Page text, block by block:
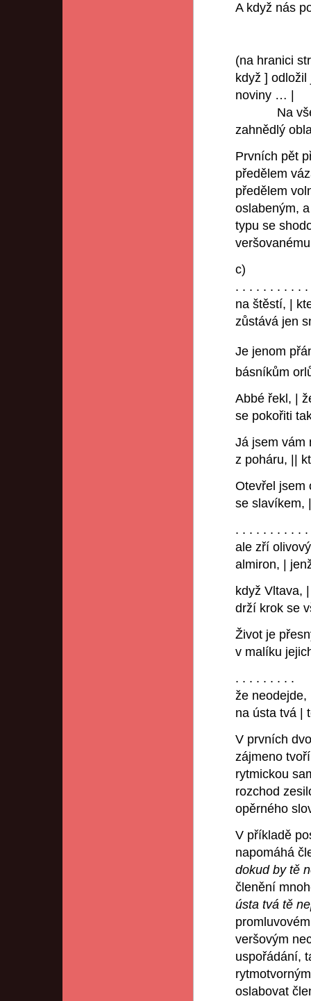
A když nás
(na hranici
když ]
noviny … |
Na
zahnědlý
Prvních pět
předělem
předělem
oslabeným,
typu se
c)
. . . . . . . . . . .
na štěstí, |
zůstává jen
Je jenom
básníkům
Abbé řekl, |
se pokořiti
Já jsem vám
z poháru, ||
Otevřel jsem
se
. . . . . . . . . .
ale zří
almiron, |
když Vltava,
drží krok se
Život je
v malíku
. . . . . . . . .
že neodejde,
na ústa tvá
V prvních
zájmeno
rytmickou
rozchod
opěrného
V příkladě
napomáhá
dokud by tě
členění
ústa tvá tě
veršovým
uspořádání,
oslabovat